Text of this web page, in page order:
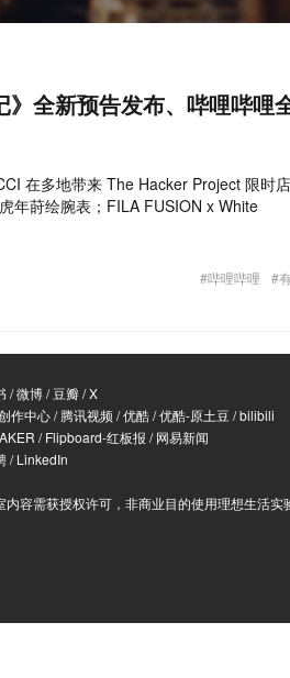
全新预告发布、哔哩哔哩
在多地带来 The Hacker Project 限时
年莳绘腕表；FILA FUSION x White
#哔哩哔哩 #
/微博/豆瓣/X
作中心/腾讯视频/优酷/优酷-原土豆 /bilibili
/Flipboard-红板报 /网易新闻
/LinkedIn
容需获授权许可，非商业目的使用理想生活实